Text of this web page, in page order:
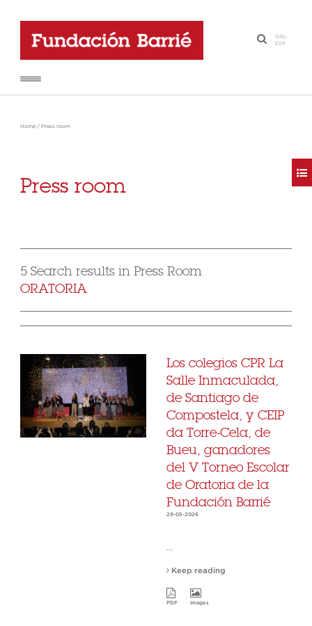
·
GAL-
ESP
Home / Press room
Press room
5 Search results in Press Room
ORATORIA
Los colegios CPR La
Salle Inmaculada,
de Santiago de
Compostela, y CEIP
da Torre-Cela, de
Bueu, ganadores
del V Torneo Escolar
de Oratoria de la
Fundación Barrié
29-05-2026
Keep reading
PDF Images